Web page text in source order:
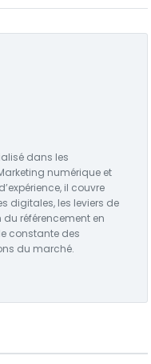
dans les
numérique et
il couvre
digitales, les leviers de
du référencement en
constante des
du marché.